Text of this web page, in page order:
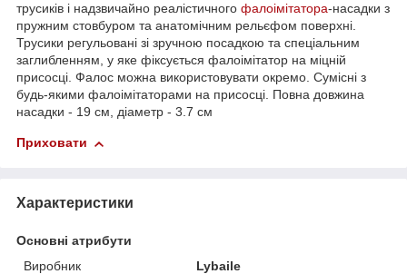
трусиків і надзвичайно реалістичного фалоімітатора-насадки з
пружним стовбуром та анатомічним рельєфом поверхні.
Трусики регульовані зі зручною посадкою та спеціальним
заглибленням, у яке фіксується фалоімітатор на міцній
присосці. Фалос можна використовувати окремо. Сумісні з
будь-якими фалоімітаторами на присосці. Повна довжина
насадки - 19 см, діаметр - 3.7 см
Приховати
Характеристики
Основні атрибути
Виробник
Lybaile